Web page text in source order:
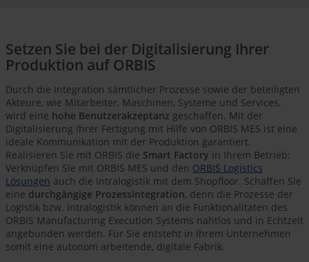
Setzen Sie bei der Digitalisierung Ihrer
Produktion auf ORBIS
Durch die Integration sämtlicher Prozesse sowie der beteiligten
Akteure, wie Mitarbeiter, Maschinen, Systeme und Services,
wird eine hohe Benutzerakzeptanz geschaffen. Mit der
Digitalisierung Ihrer Fertigung mit Hilfe von ORBIS MES ist eine
ideale Kommunikation mit der Produktion garantiert.
Realisieren Sie mit ORBIS die Smart Factory in Ihrem Betrieb:
Verknüpfen Sie mit ORBIS MES und den ORBIS Logistics
Lösungen auch die Intralogistik mit dem Shopfloor. Schaffen Sie
eine durchgängige Prozessintegration, denn die Prozesse der
Logistik bzw. Intralogistik können an die Funktionalitäten des
ORBIS Manufacturing Execution Systems nahtlos und in Echtzeit
angebunden werden. Für Sie entsteht in Ihrem Unternehmen
somit eine autonom arbeitende, digitale Fabrik.